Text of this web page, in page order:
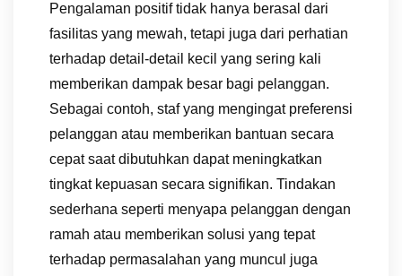
Pengalaman positif tidak hanya berasal dari
fasilitas yang mewah, tetapi juga dari perhatian
terhadap detail-detail kecil yang sering kali
memberikan dampak besar bagi pelanggan.
Sebagai contoh, staf yang mengingat preferensi
pelanggan atau memberikan bantuan secara
cepat saat dibutuhkan dapat meningkatkan
tingkat kepuasan secara signifikan. Tindakan
sederhana seperti menyapa pelanggan dengan
ramah atau memberikan solusi yang tepat
terhadap permasalahan yang muncul juga